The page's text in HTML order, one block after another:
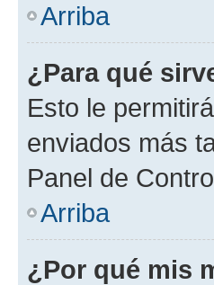
Arriba
¿Para qué
Esto le
enviados más
Panel de
Arriba
¿Por qué mis